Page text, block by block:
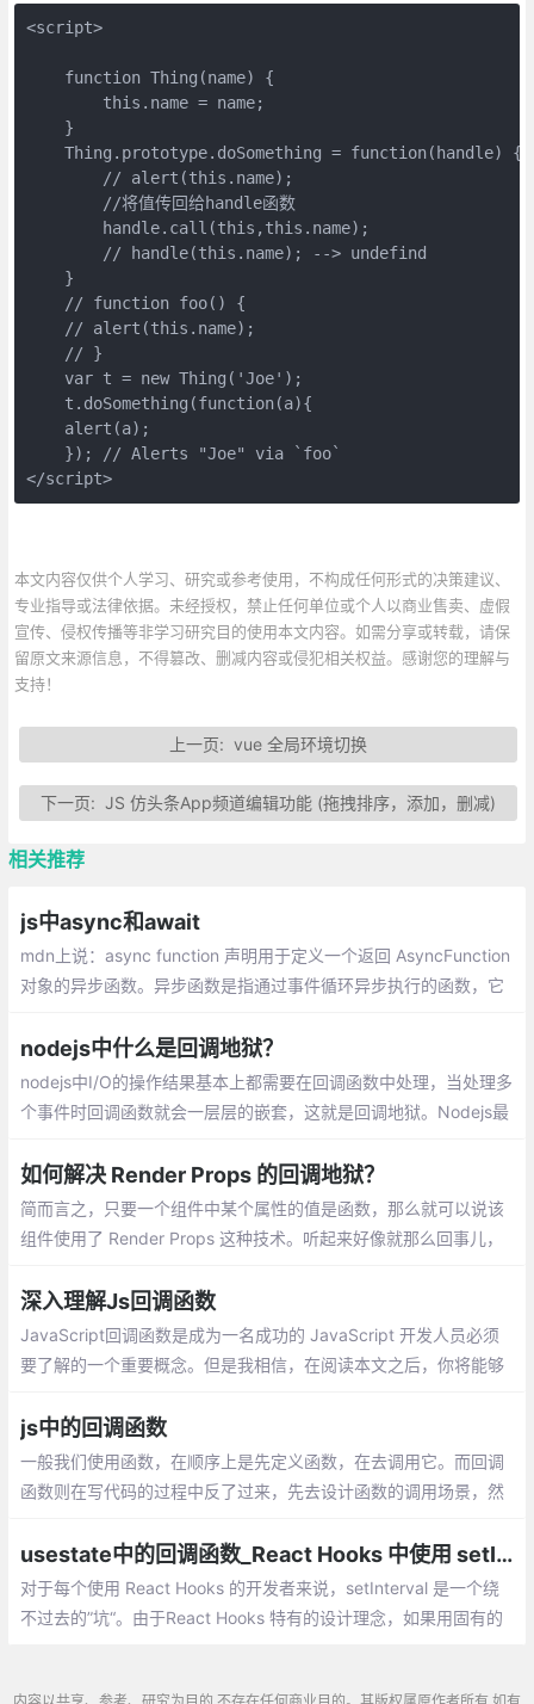
<script>
    function Thing(name) {
        this.name = name;
    }
    Thing.prototype.doSomething = function(handle) {
        // alert(this.name);
        //将值传回给handle函数
        handle.call(this,this.name);
        // handle(this.name); --> undefind
    }
    // function foo() {
    // alert(this.name);
    // }
    var t = new Thing('Joe');
    t.doSomething(function(a){
    alert(a);
    }); // Alerts "Joe" via `foo`
</script>
本文内容仅供个人学习、研究或参考使用，不构成任何形式的决策建议、
专业指导或法律依据。未经授权，禁止任何单位或个人以商业售卖、虚假
宣传、侵权传播等非学习研究目的使用本文内容。如需分享或转载，请保
留原文来源信息，不得篡改、删减内容或侵犯相关权益。感谢您的理解与
支持！
上一页: vue 全局环境切换
下一页: JS 仿头条App频道编辑功能 (拖拽排序，添加，删减)
相关推荐
js中async和await
mdn上说：async function 声明用于定义一个返回 AsyncFunction
对象的异步函数。异步函数是指通过事件循环异步执行的函数，它
nodejs中什么是回调地狱？
nodejs中I/O的操作结果基本上都需要在回调函数中处理，当处理多
个事件时回调函数就会一层层的嵌套，这就是回调地狱。Nodejs最
如何解决 Render Props 的回调地狱？
简而言之，只要一个组件中某个属性的值是函数，那么就可以说该
组件使用了 Render Props 这种技术。听起来好像就那么回事儿，
深入理解Js回调函数
JavaScript回调函数是成为一名成功的 JavaScript 开发人员必须
要了解的一个重要概念。但是我相信，在阅读本文之后，你将能够
我们对函数的理解是扎实的
js中的回调函数
一般我们使用函数，在顺序上是先定义函数，在去调用它。而回调
函数则在写代码的过程中反了过来，先去设计函数的调用场景，然
usestate中的回调函数_React Hooks 中使用 setInterval 的若干方法
对于每个使用 React Hooks 的开发者来说，setInterval 是一个绕
不过去的”坑“。由于React Hooks 特有的设计理念，如果用固有的
内容以共享、参考、研究为目的,不存在任何商业目的。其版权属原作者所有,如有